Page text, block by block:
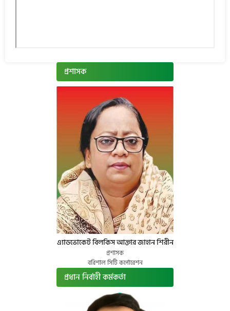
প্রশাসক
এ্যাডভোকেট বিলকিস আক্তার জাহান শিরীন
প্রশাসক
বরিশাল সিটি কর্পোরেশন
প্রধান নির্বাহী কর্মকর্তা